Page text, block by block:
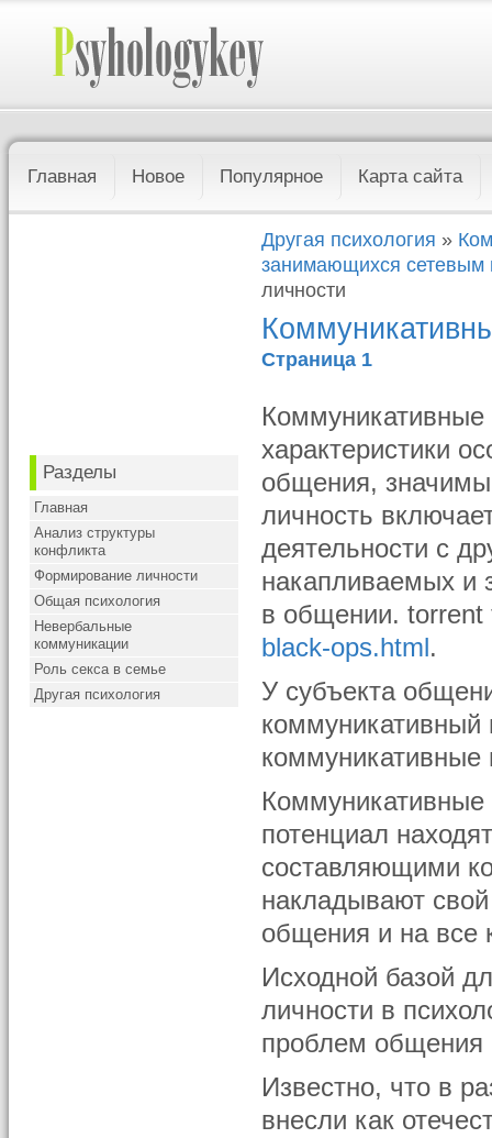
Главная Новое Популярное Карта сайта
Разделы
Главная
Анализ структуры
конфликта
Формирование личности
Общая психология
Невербальные
коммуникации
Роль секса в семье
Другая психология
Другая психология »
занимающихся сетевым
личности
Страница 1
Коммуникативные
характеристики
общения,
личность
деятельности с
накапливаемых и
в общении.torrent
black-ops.html.
У субъекта
коммуникативный
коммуникативные
Коммуникативные
потенциал
составляющими
накладывают
общения и на все
Исходной базой
личности в
проблем общения
Известно, что в
внесли как